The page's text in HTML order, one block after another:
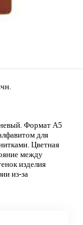
Формат А5
для
Цветная
между
изделия
из-за